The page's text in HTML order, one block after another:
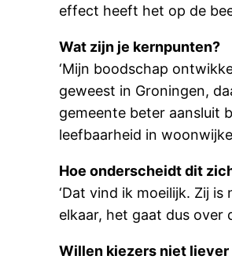
effect heeft het op de
Wat zijn je kernpunten?
‘Mijn boodschap
geweest in Groningen,
gemeente beter aansluit
leefbaarheid in
Hoe onderscheidt dit
‘Dat vind ik moeilijk. Zij
elkaar, het gaat dus over
Willen kiezers niet